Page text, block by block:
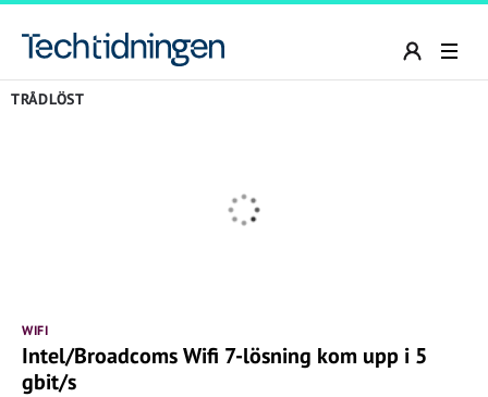
TRÅDLÖST
WIFI
Intel/Broadcoms Wifi 7-lösning kom upp i 5
gbit/s